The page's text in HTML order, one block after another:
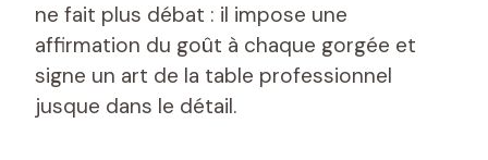
ne fait plus débat : il impose une
affirmation du goût à chaque gorgée et
signe un art de la table professionnel
jusque dans le détail.